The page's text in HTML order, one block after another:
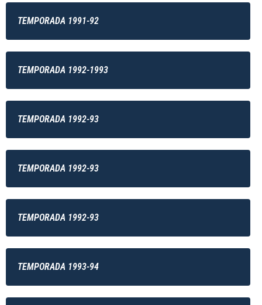
TEMPORADA 1991-92
TEMPORADA 1992-1993
TEMPORADA 1992-93
TEMPORADA 1992-93
TEMPORADA 1992-93
TEMPORADA 1993-94